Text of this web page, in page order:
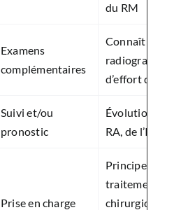
du RM
Examens
complémentaires
Connaître
radiographie
d’effort dans
Suivi et/ou
pronostic
Évolutions et
RA, de l’IA,
Prise en charge
Principes du
traitement
chirurgical de